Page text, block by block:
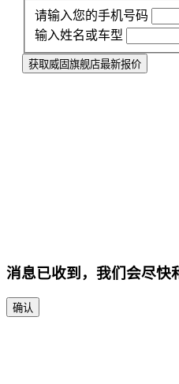
请输入您的手机号码
输入姓名或车型
获取威固旗舰店最新报价
消息已收到，我们会尽快
确认